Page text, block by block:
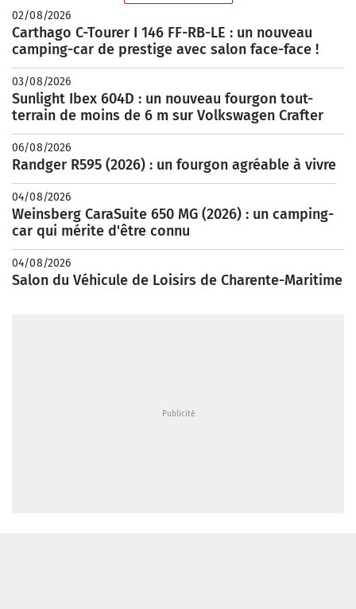
02/08/2026
Carthago C-Tourer I 146 FF-RB-LE : un nouveau
camping-car de prestige avec salon face-face !
03/08/2026
Sunlight Ibex 604D : un nouveau fourgon tout-
terrain de moins de 6 m sur Volkswagen Crafter
06/08/2026
Randger R595 (2026) : un fourgon agréable à vivre
04/08/2026
Weinsberg CaraSuite 650 MG (2026) : un camping-
car qui mérite d'être connu
04/08/2026
Salon du Véhicule de Loisirs de Charente-Maritime